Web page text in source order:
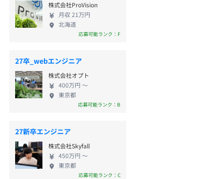
株式会社ProVision
月収 21万円
北海道
応募可能ランク：F
27卒_webエンジニア
株式会社オプト
400万円 〜
東京都
応募可能ランク：B
27新卒エンジニア
株式会社Skyfall
450万円 〜
東京都
応募可能ランク：C